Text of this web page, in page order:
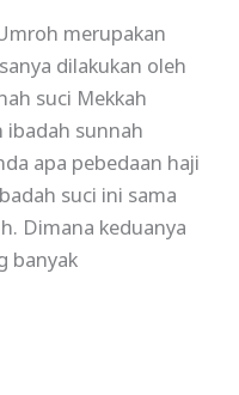
merupakan
dilakukan oleh
suci Mekkah
ibadah sunnah
apa pebedaan haji
suci ini sama
Dimana keduanya
banyak